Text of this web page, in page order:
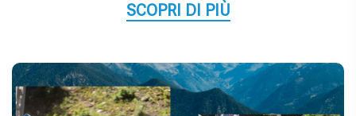
SCOPRI DI PIÙ